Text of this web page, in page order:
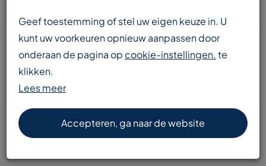
Snelle levering
Geef toestemming of stel uw eigen keuze in. U
kunt uw voorkeuren opnieuw aanpassen door
onderaan de pagina op cookie-instellingen. te
klikken.
Lees meer
Accepteren, ga naar de website